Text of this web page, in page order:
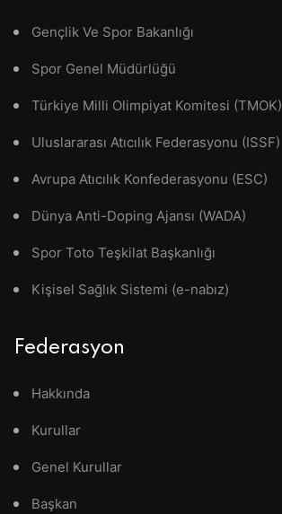
Gençlik Ve Spor Bakanlığı
Spor Genel Müdürlüğü
Türkiye Milli Olimpiyat Komitesi (TMOK)
Uluslararası Atıcılık Federasyonu (ISSF)
Avrupa Atıcılık Konfederasyonu (ESC)
Dünya Anti-Doping Ajansı (WADA)
Spor Toto Teşkilat Başkanlığı
Kişisel Sağlık Sistemi (e-nabız)
Federasyon
Hakkında
Kurullar
Genel Kurullar
Başkan